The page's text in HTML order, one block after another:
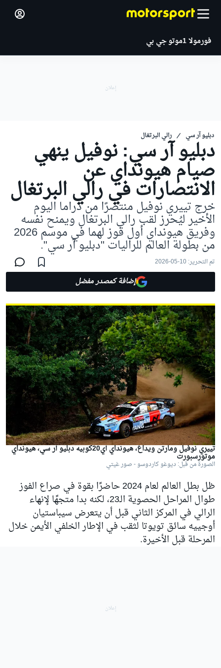
فورمولا 1 موتو جي بي
دبليو آر سي رالي البرتغال
دبليو آر سي: نوفيل ينهي
صيام هيونداي عن
الانتصارات في رالي البرتغال
خرج تييري نوفيل منتصرًا من دراما اليوم
الأخير ليُحرز لقب رالي البرتغال ويمنح نفسه
وفريق هيونداي أول فوز لهما في موسم 2026
من بطولة العالم للراليات "دبليو آر سي".
تم التحرير:10-05-2026
إضافة كمصدر مفضل
تييري نوفيل ومارتن ويداغ، هيونداي آي20كوبيه دبليو آر سي، هيونداي
موتورسبورت
الصورة من قبل: ديوغو كاردوسو - صور غيتي
ظل بطل العالم لعام 2024 حاضرًا بقوة في صراع الفوز
طوال المراحل الحصوية الـ23، لكنه بدا متجهًا لإنهاء
الرالي في المركز الثاني قبل أن يتعرض سيباستيان
أوجييه سائق تويوتا لثقب في الإطار الخلفي الأيمن خلال
المرحلة قبل الأخيرة.